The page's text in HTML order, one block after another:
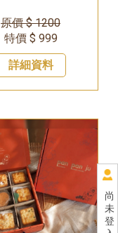
尚
未
登
原價 $ 1200
特價 $ 999
詳細資料